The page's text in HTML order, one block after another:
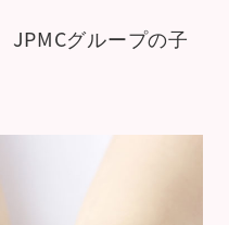
JPMCグループの子